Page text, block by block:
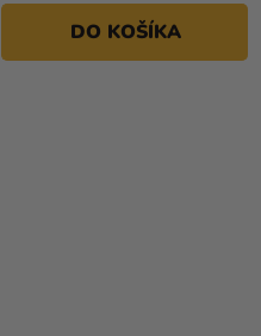
DO KOŠÍKA